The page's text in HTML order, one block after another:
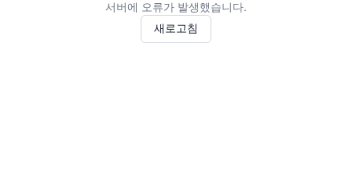
서버에 오류가 발생했습니다.
새로고침